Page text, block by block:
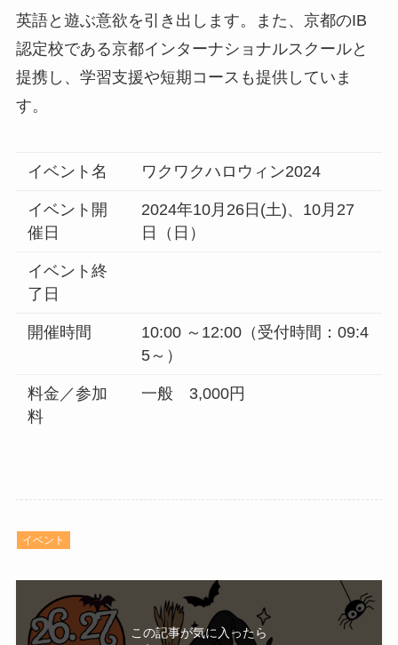
英語と遊ぶ意欲を引き出します。また、京都のIB
認定校である京都インターナショナルスクールと
提携し、学習支援や短期コースも提供していま
す。
イベント名 ワクワクハロウィン2024
イベント開
催日
2024年10月26日(土)、10月27
日（日）
イベント終
了日
開催時間
10:00 ～12:00（受付時間：09:4
5～）
料金／参加
料
一般 3,000円
イベント
この記事が気に入ったら